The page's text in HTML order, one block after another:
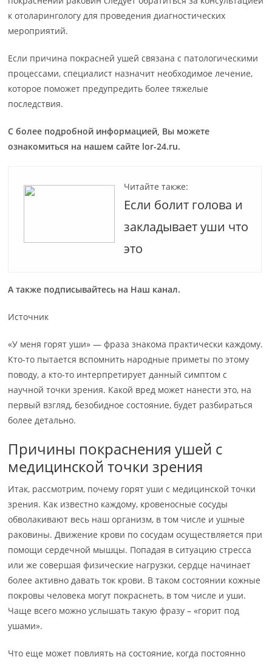
к отоларингологу для проведения диагностических
мероприятий.
Если причина покрасней ушей связана с патологическими
процессами, специалист назначит необходимое лечение,
которое поможет предупредить более тяжелые
последствия.
С более подробной информацией, Вы можете
ознакомиться на нашем сайте lor-24.ru.
Читайте также:
Если болит голова и
закладывает уши что
это
А также подписывайтесь на Наш канал.
Источник
«У меня горят уши» — фраза знакома практически каждому.
Кто-то пытается вспомнить народные приметы по этому
поводу, а кто-то интерпретирует данный симптом с
научной точки зрения. Какой вред может нанести это, на
первый взгляд, безобидное состояние, будет разбираться
более детально.
Причины покраснения ушей с
медицинской точки зрения
Итак, рассмотрим, почему горят уши с медицинской точки
зрения. Как известно каждому, кровеносные сосуды
обволакивают весь наш организм, в том числе и ушные
раковины. Движение крови по сосудам осуществляется при
помощи сердечной мышцы. Попадая в ситуацию стресса
или же совершая физические нагрузки, сердце начинает
более активно давать ток крови. В таком состоянии кожные
покровы человека могут покраснеть, в том числе и уши.
Чаще всего можно услышать такую фразу – «горит под
ушами».
Что еще может повлиять на состояние, когда постоянно